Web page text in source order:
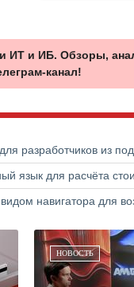
ИТ и ИБ. Обзоры,
канал!
разработчиков из
язык для расчёта
навигатора для
НОВОСТЬ